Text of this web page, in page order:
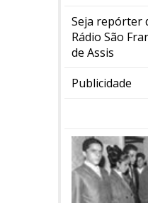
Seja repórter
Rádio São
de Assis
Publicidade